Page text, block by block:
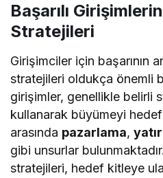
Başarılı
Stratejileri
Girişimciler için başarının
stratejileri oldukça önemli
girişimler, genellikle belirli
kullanarak büyümeyi
arasında pazarlama,
gibi unsurlar
stratejileri, hedef kitleye